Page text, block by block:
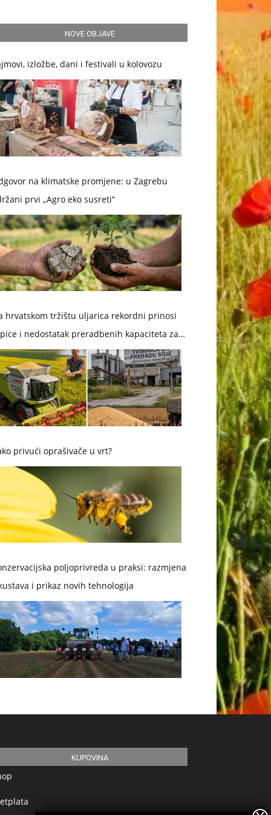
NOVE OBJAVE
izložbe, dani i festivali u kolovozu
na klimatske promjene: u Zagrebu
prvi „Agro eko susreti“
hrvatskom tržištu uljarica rekordni prinosi
i nedostatak preradbenih kapaciteta za
privući oprašivače u vrt?
poljoprivreda u praksi: razmjena
i prikaz novih tehnologija
KUPOVINA